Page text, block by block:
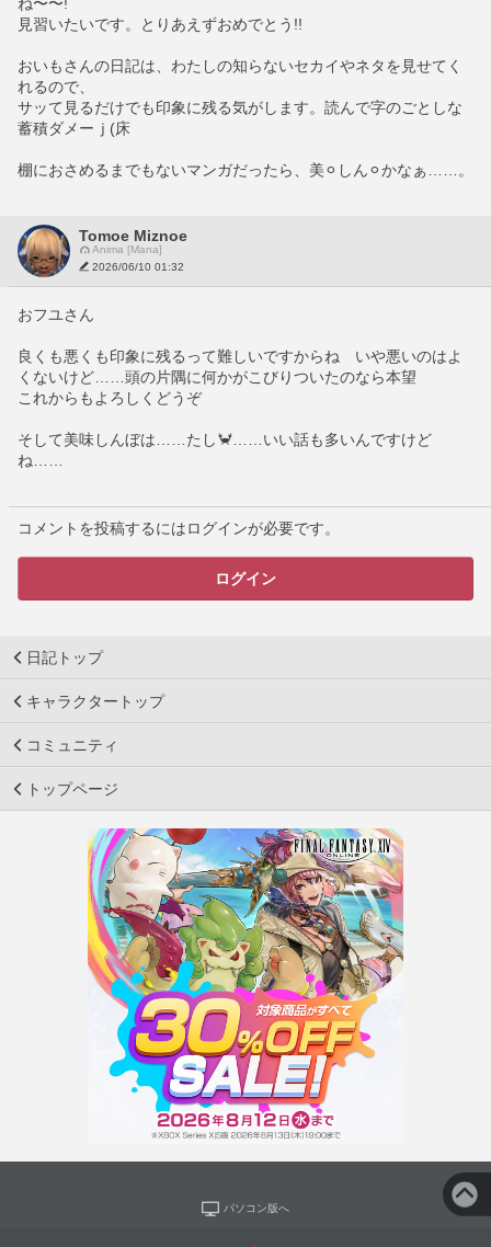
見習いたいです。とりあえずおめでとう!!
おいもさんの日記は、わたしの知らないセカイやネタを見せてく
れるので、
サッて見るだけでも印象に残る気がします。読んで字のごとしな
蓄積ダメーｊ(床
棚におさめるまでもないマンガだったら、美⚪︎しん⚪︎かなぁ……。
Tomoe Miznoe
Anima [Mana]
2026/06/10 01:32
おフユさん
良くも悪くも印象に残るって難しいですからね　いや悪いのはよ
くないけど……頭の片隅に何かがこびりついたのなら本望
これからもよろしくどうぞ
そして美味しんぼは……たし🦀……いい話も多いんですけど
ね……
コメントを投稿するにはログインが必要です。
ログイン
日記トップ
キャラクタートップ
コミュニティ
トップページ
パソコン版へ